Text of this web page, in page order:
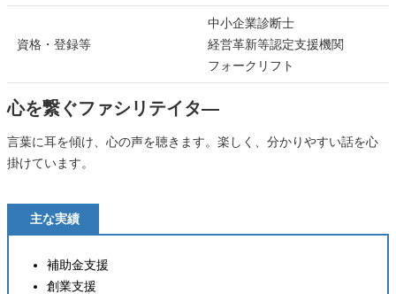
資格・登録等
中小企業診断士
経営革新等認定支援機関
フォークリフト
心を繋ぐファシリテイタ―
言葉に耳を傾け、心の声を聴きます。楽しく、分かりやすい話を心
掛けています。
主な実績
補助金支援
創業支援